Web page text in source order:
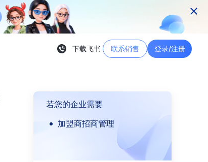
下载飞书 联系销售 登录/注册
若您的企业需要
加盟商招商管理